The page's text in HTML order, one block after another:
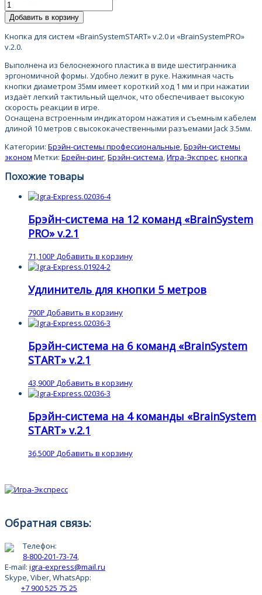
Добавить в корзину
Кнопка для систем «BrainSystemSTART» v.2.0 и «BrainSystemPRO»
v.2.0.
Выполнена из белоснежного пластика в виде шестигранника
эргономичной формы. Удобно лежит в руке. Нажимная часть
кнопки диаметром 35мм имеет короткий ход 1 мм и при нажатии
издаёт легкий тактильный щелчок, что обеспечивает высокую
скорость реакции в игре.
Оснащена встроенным индикатором нажатия и съемным кабелем
длиной 10 метров с высококачественными разъемами Jack 3.5мм.
Категории: Брэйн-системы профессиональные,Брэйн-системы
эконом Метки: Брейн-ринг,Брэйн-система,Игра-Экспрес,кнопка
Похожие товары
Брэйн-система на 12 команд «BrainSystem
PRO» v.2.1
71,100Р Добавить в корзину
Удлинитель для кнопки 5 метров
790Р Добавить в корзину
Брэйн-система на 6 команд «BrainSystem
START» v.2.1
43,900Р Добавить в корзину
Брэйн-система на 4 команды «BrainSystem
START» v.2.1
36,500Р Добавить в корзину
Обратная связь:
Телефон:
8-800-201-73-74,
E-mail: igra-express@mail.ru
Skype, Viber, WhatsApp:
+7 900 525 75 25